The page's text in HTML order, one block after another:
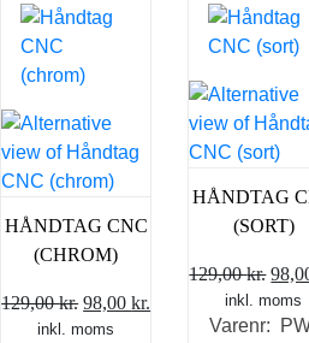
HÅNDTAG CNC
(CHROM)
129,00kr. Den
oprindelige
98,00kr.
aktuelle
inkl. moms
HÅNDTAG
(SORT)
129,00kr. Den
pris
inkl. moms
Varenr: